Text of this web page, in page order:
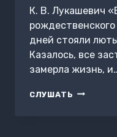
К. В. Лукашевич
дней стояли
Казалось, все
замерла жизнь,
СЛУШАТЬ ЗАВЕТНОЕ